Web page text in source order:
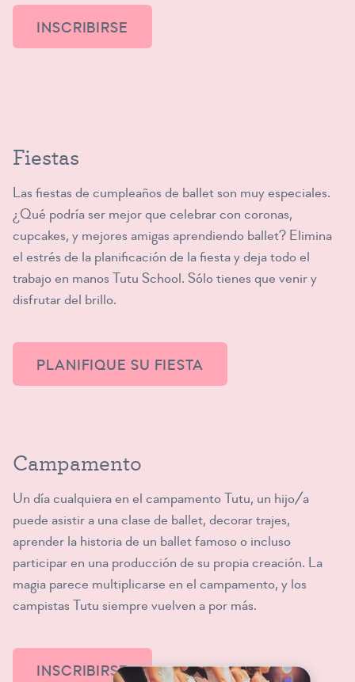
INSCRIBIRSE
Fiestas
Las fiestas de cumpleaños de ballet son muy especiales.
¿Qué podría ser mejor que celebrar con coronas,
cupcakes, y mejores amigas aprendiendo ballet? Elimina
el estrés de la planificación de la fiesta y deja todo el
trabajo en manos Tutu School. Sólo tienes que venir y
disfrutar del brillo.
PLANIFIQUE SU FIESTA
Campamento
Un día cualquiera en el campamento Tutu, un hijo/a
puede asistir a una clase de ballet, decorar trajes,
aprender la historia de un ballet famoso o incluso
participar en una producción de su propia creación. La
magia parece multiplicarse en el campamento, y los
campistas Tutu siempre vuelven a por más.
INSCRIBIRSE